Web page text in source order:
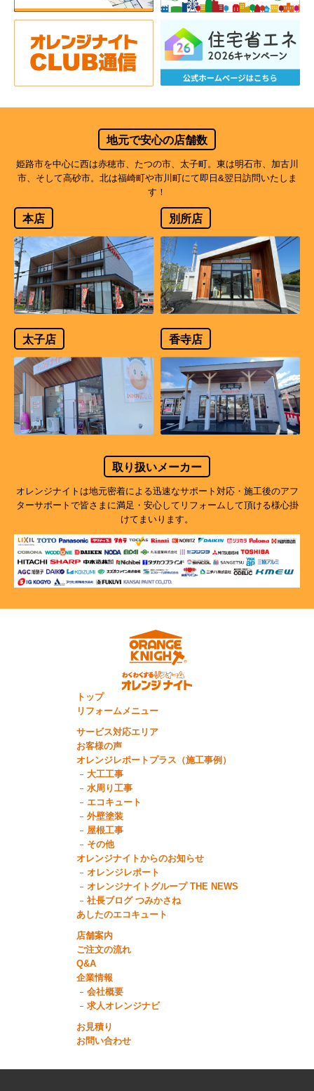
地元で安心の店舗数
姫路市を中心に西は赤穂市、たつの市、太子町。東は明石市、加古川
市、そして高砂市。北は福崎町や市川町にて即日&翌日訪問いたしま
す！
本店 別所店
太子店 香寺店
取り扱いメーカー
オレンジナイトは地元密着による迅速なサポート対応・施工後のアフ
ターサポートで皆さまに満足・安心してリフォームして頂ける様心掛
けてまいります。
トップ
リフォームメニュー
サービス対応エリア
お客様の声
オレンジレポートプラス（施工事例）
大工工事
水周り工事
エコキュート
外壁塗装
屋根工事
その他
オレンジナイトからのお知らせ
オレンジレポート
オレンジナイトグループ THE NEWS
社長ブログ つみかさね
あしたのエコキュート
店舗案内
ご注文の流れ
Q&A
企業情報
会社概要
求人オレンジナビ
お見積り
お問い合わせ